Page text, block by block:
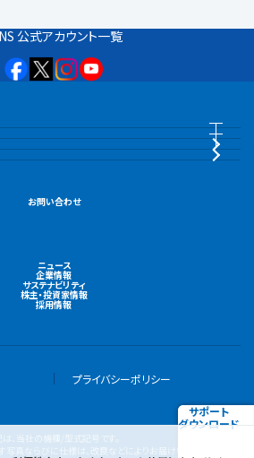
サポート
ダウンロード
公式アカウント一覧
プ
お問い合わせ
ニュース
企業情報
サステナビリティ
株主・投資家情報
採用情報
プライバシーポリシー
、当社の機種/型式記号です。
写真ならびに仕様は、改良などによりお届けいたします製品